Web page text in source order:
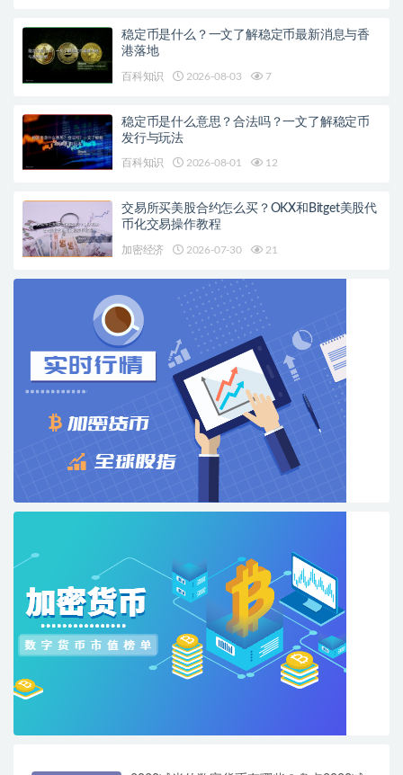
稳定币是什么？一文了解稳定币最新消息与香
港落地
百科知识 2026-08-03 7
稳定币是什么意思？合法吗？一文了解稳定币
发行与玩法
百科知识 2026-08-01 12
交易所买美股合约怎么买？OKX和Bitget美股代
币化交易操作教程
加密经济 2026-07-30 21